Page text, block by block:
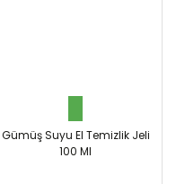
Gümüş Suyu El Temizlik Jeli
100 Ml